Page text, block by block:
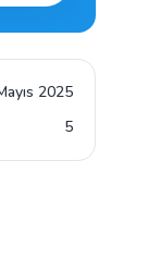
2025
5